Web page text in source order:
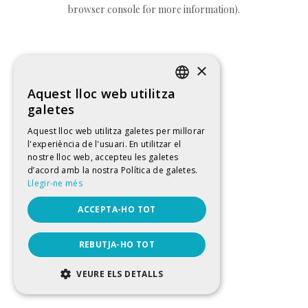
browser console for more information).
ENGLISH
FRENCH
×
Aquest lloc web utilitza
galetes
Aquest lloc web utilitza galetes per millorar
l'experiència de l'usuari. En utilitzar el
nostre lloc web, accepteu les galetes
d’acord amb la nostra Política de galetes.
Llegir-ne més
ACCEPTA-HO TOT
REBUTJA-HO TOT
VEURE ELS DETALLS
ESTRICTAMENT NECESSÀRIES